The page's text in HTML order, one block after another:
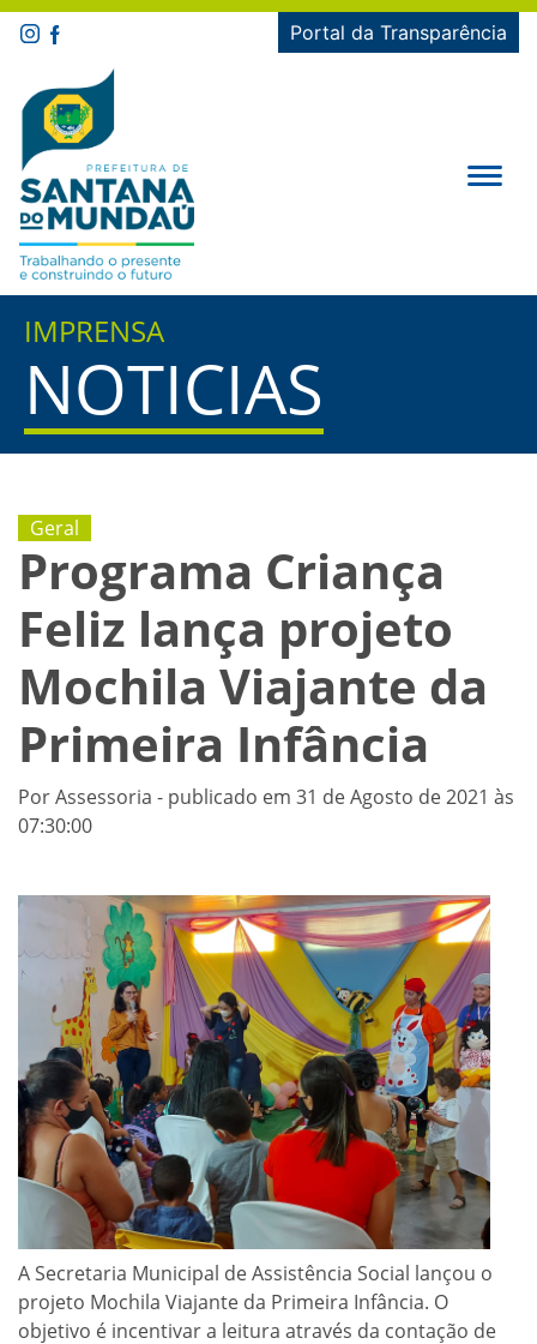
Portal da Transparência
IMPRENSA
NOTICIAS
Geral
Programa Criança
Feliz lança projeto
Mochila Viajante da
Primeira Infância
Por Assessoria - publicado em 31 de Agosto de 2021 às
07:30:00
A Secretaria Municipal de Assistência Social lançou o
projeto Mochila Viajante da Primeira Infância. O
objetivo é incentivar a leitura através da contação de